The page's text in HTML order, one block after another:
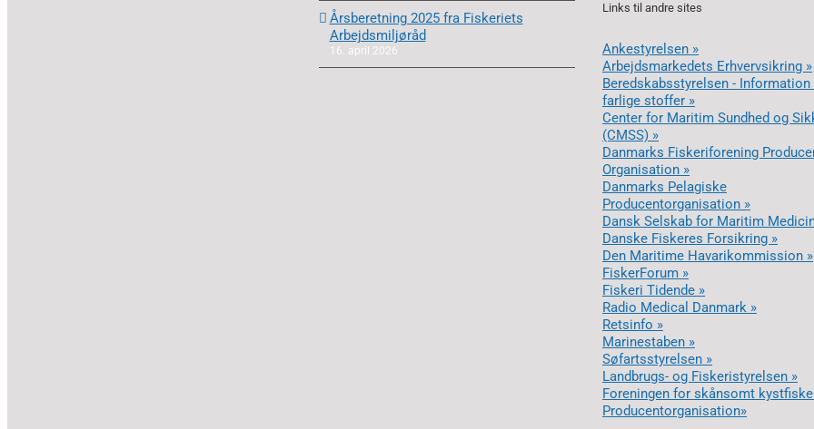
Årsberetning 2025 fra Fiskeriets
Arbejdsmiljøråd
16. april 2026
Links til andre sites
Ankestyrelsen »
Arbejdsmarkedets Erhvervsikring »
Beredskabsstyrelsen -
farlige stoffer »
Center for Maritim Sundhed og
(CMSS) »
Danmarks Fiskeriforening
Organisation »
Danmarks Pelagiske
Producentorganisation »
Dansk Selskab for Maritim
Danske Fiskeres Forsikring »
Den Maritime Havarikommission »
FiskerForum »
Fiskeri Tidende »
Radio Medical Danmark »
Retsinfo »
Marinestaben »
Søfartsstyrelsen »
Landbrugs- og Fiskeristyrelsen »
Foreningen for skånsomt
Producentorganisation»